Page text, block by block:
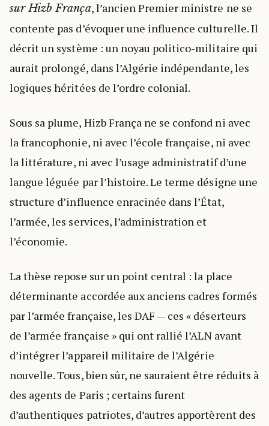
sur Hizb França, l’ancien Premier ministre ne se
contente pas d’évoquer une influence culturelle. Il
décrit un système : un noyau politico-militaire qui
aurait prolongé, dans l’Algérie indépendante, les
logiques héritées de l’ordre colonial.
Sous sa plume, Hizb França ne se confond ni avec
la francophonie, ni avec l’école française, ni avec
la littérature, ni avec l’usage administratif d’une
langue léguée par l’histoire. Le terme désigne une
structure d’influence enracinée dans l’État,
l’armée, les services, l’administration et
l’économie.
La thèse repose sur un point central : la place
déterminante accordée aux anciens cadres formés
par l’armée française, les DAF — ces « déserteurs
de l’armée française » qui ont rallié l’ALN avant
d’intégrer l’appareil militaire de l’Algérie
nouvelle. Tous, bien sûr, ne sauraient être réduits à
des agents de Paris ; certains furent
d’authentiques patriotes, d’autres apportèrent des